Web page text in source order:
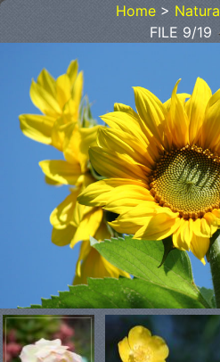
Home > Natura
FILE 9/19